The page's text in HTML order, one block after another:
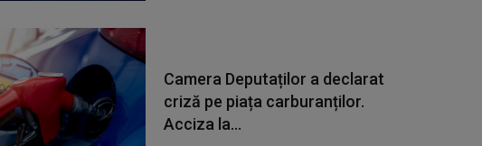
Camera Deputaților a declarat
criză pe piața carburanților.
Acciza la...